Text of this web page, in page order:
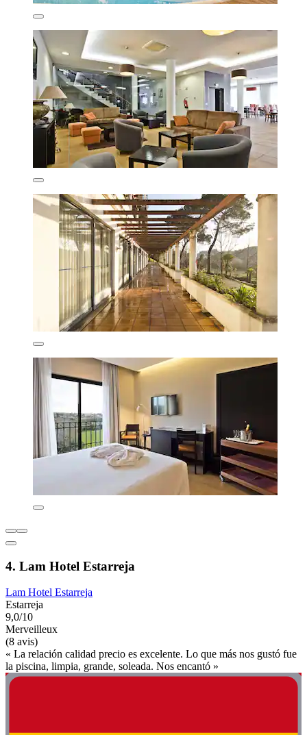
4. Lam Hotel Estarreja
Lam Hotel Estarreja
Estarreja
9,0/10
Merveilleux
(8 avis)
« La relación calidad precio es excelente. Lo que más nos gustó fue
la piscina, limpia, grande, soleada. Nos encantó »